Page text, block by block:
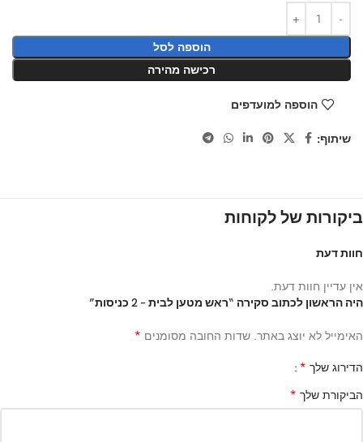
הוספה לסל
רכישה מהירה
הוספה למועדפים
שיתוף:
ביקורות של לקוחות
חוות דעת
אין עדיין חוות דעת.
היה הראשון לכתוב סקירה “ראש מטען לבית – 2 כניסות”
האימייל לא יוצג באתר. שדות החובה מסומנים *
הדירוג שלך *
הביקורת שלך *